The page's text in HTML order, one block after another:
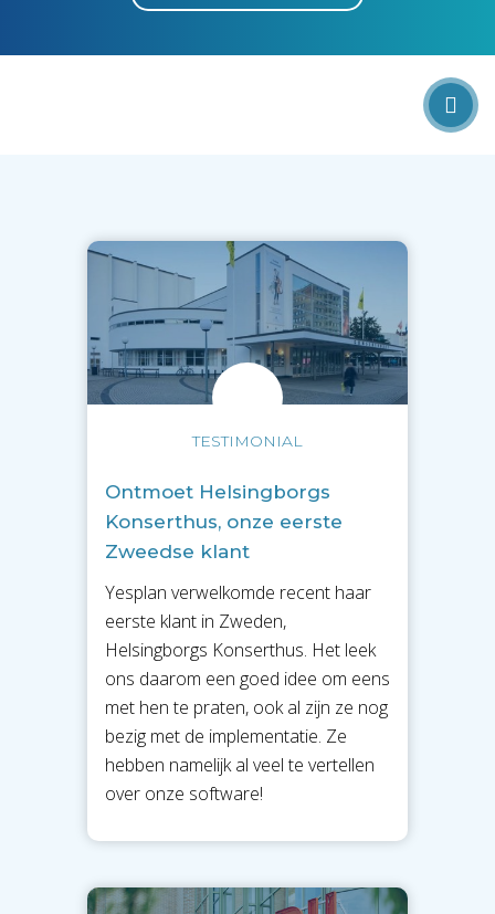
TESTIMONIAL
Ontmoet Helsingborgs
Konserthus, onze eerste
Zweedse klant
Yesplan verwelkomde recent haar
eerste klant in Zweden,
Helsingborgs Konserthus. Het leek
ons daarom een goed idee om eens
met hen te praten, ook al zijn ze nog
bezig met de implementatie. Ze
hebben namelijk al veel te vertellen
over onze software!